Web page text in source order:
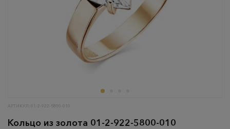
АРТИКУЛ: 01-2-922-5800-010
Кольцо из золота 01-2-922-5800-010